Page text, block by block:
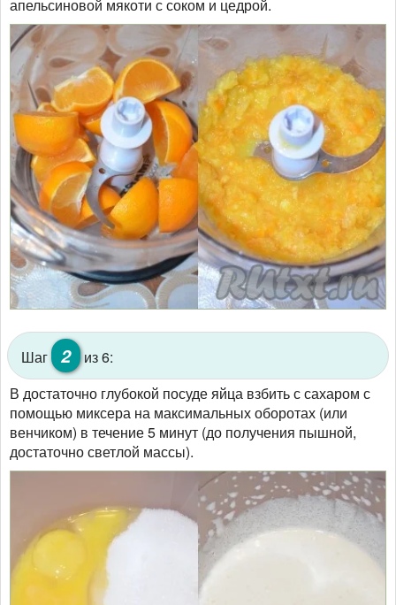
апельсиновой мякоти с соком и цедрой.
Шаг 2
из 6:
В достаточно глубокой посуде яйца взбить с сахаром с
помощью миксера на максимальных оборотах (или
венчиком) в течение 5 минут (до получения пышной,
достаточно светлой массы).